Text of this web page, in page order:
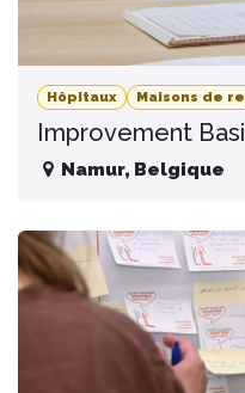
Hôpitaux Maisons de
Improvement
Namur, Belgique